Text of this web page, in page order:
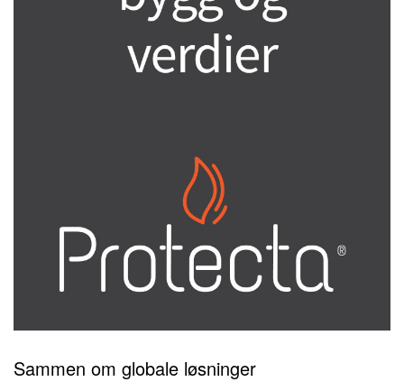
Sammen om globale løsninger